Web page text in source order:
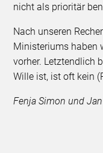
nicht als prioritär
Nach unseren
Ministeriums haben
vorher. Letztendlich
Wille ist, ist oft kein
Fenja Simon und